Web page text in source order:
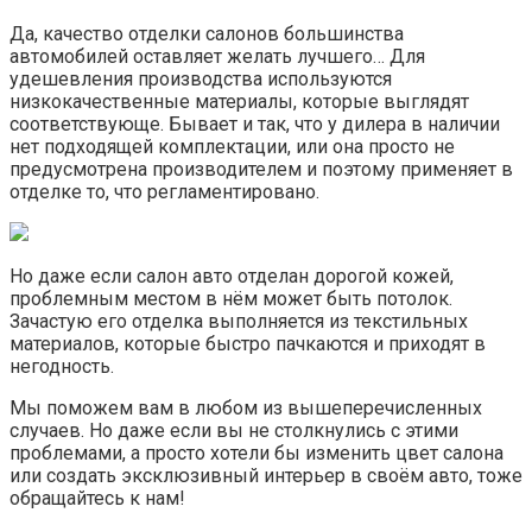
Да, качество отделки салонов большинства
автомобилей оставляет желать лучшего… Для
удешевления производства используются
низкокачественные материалы, которые выглядят
соответствующе. Бывает и так, что у дилера в наличии
нет подходящей комплектации, или она просто не
предусмотрена производителем и поэтому применяет в
отделке то, что регламентировано.
Но даже если салон авто отделан дорогой кожей,
проблемным местом в нём может быть потолок.
Зачастую его отделка выполняется из текстильных
материалов, которые быстро пачкаются и приходят в
негодность.
Мы поможем вам в любом из вышеперечисленных
случаев. Но даже если вы не столкнулись с этими
проблемами, а просто хотели бы изменить цвет салона
или создать эксклюзивный интерьер в своём авто, тоже
обращайтесь к нам!